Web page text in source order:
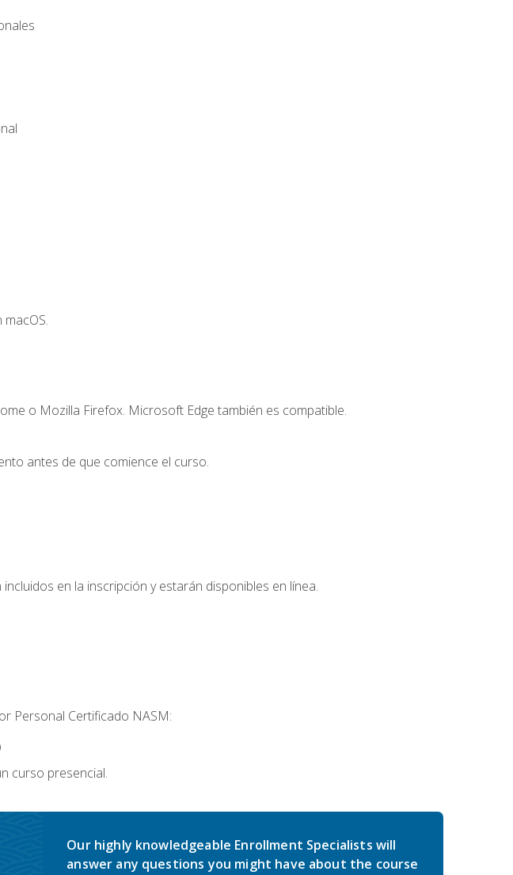
o Mozilla Firefox. Microsoft Edge también es compatible.
antes de que comience el curso.
en la inscripción y estarán disponibles en línea.
Personal Certificado NASM:
curso presencial.
Our highly knowledgeable Enrollment Specialists will
answer any questions you might have about the course